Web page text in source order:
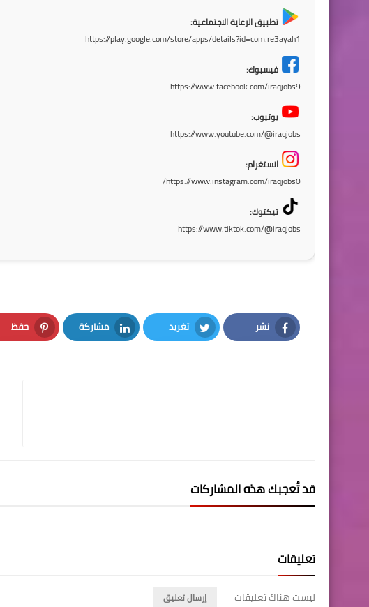
تطبيق الرعاية الاجتماعية:
https://play.google.com/store/apps/details?id=com.re3ayah1
فيسبوك:
https://www.facebook.com/iraqjobs9
يوتيوب:
https://www.youtube.com/@iraqjobs
انستغرام:
https://www.instagram.com/iraqjobs0/
تيكتوك:
https://www.tiktok.com/@iraqjobs
نشر
Facebook
تغريد
Twitter
مشاركة
LinkedIn
حفظ
Pinterest
قد تُعجبك هذه المشاركات
تعليقات
ليست هناك تعليقات إرسال تعليق